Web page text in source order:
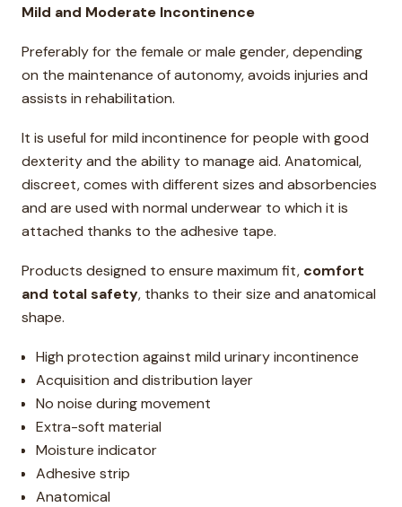
Mild and Moderate Incontinence
Preferably for the female or male gender, depending
on the maintenance of autonomy, avoids injuries and
assists in rehabilitation.
It is useful for mild incontinence for people with good
dexterity and the ability to manage aid. Anatomical,
discreet, comes with different sizes and absorbencies
and are used with normal underwear to which it is
attached thanks to the adhesive tape.
Products designed to ensure maximum fit, comfort
and total safety, thanks to their size and anatomical
shape.
High protection against mild urinary incontinence
Acquisition and distribution layer
No noise during movement
Extra-soft material
Moisture indicator
Adhesive strip
Anatomical